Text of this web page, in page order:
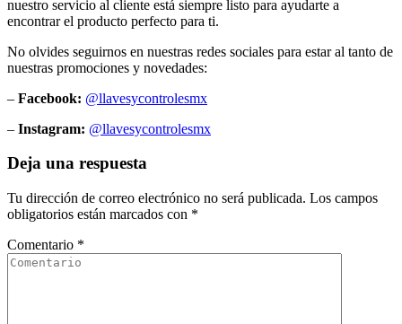
nuestro servicio al cliente está siempre listo para ayudarte a
encontrar el producto perfecto para ti.
No olvides seguirnos en nuestras redes sociales para estar al tanto de
nuestras promociones y novedades:
– Facebook: @llavesycontrolesmx
– Instagram: @llavesycontrolesmx
Deja una respuesta
Tu dirección de correo electrónico no será publicada. Los campos
obligatorios están marcados con *
Comentario *